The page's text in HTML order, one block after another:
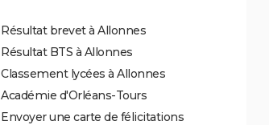
Résultat brevet à Allonnes
Résultat BTS à Allonnes
Classement lycées à Allonnes
Académie d'Orléans-Tours
Envoyer une carte de félicitations